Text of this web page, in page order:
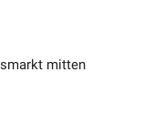
mitten